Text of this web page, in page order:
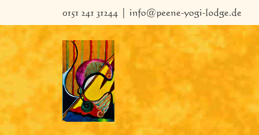
springen
0151 241 31244 | info@peene-yogi-lodge.de